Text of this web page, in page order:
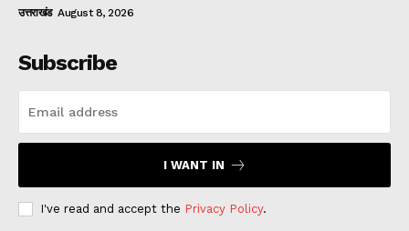
उत्तराखंड August 8, 2026
Subscribe
I WANT IN
I've read and accept the Privacy Policy.